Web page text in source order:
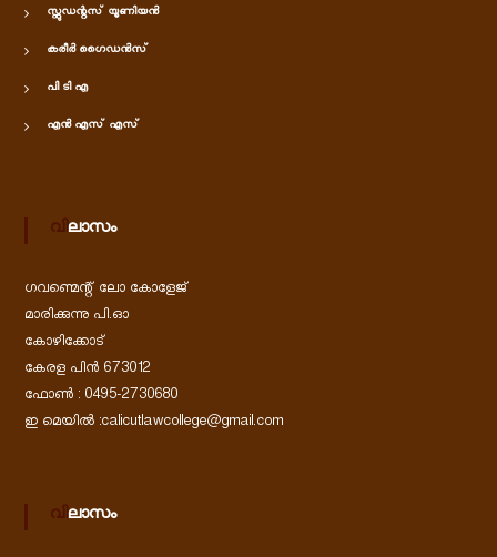
സ്റ്റുഡന്റസ് യൂണിയൻ
കരീർ ഗൈഡൻസ്
പി ടി എ
എൻ എസ് എസ്
വിലാസം
ഗവണ്മെന്റ് ലോ കോളേജ്
മാരിക്കുന്നു പി.ഓ
കോഴിക്കോട്
കേരള പിൻ 673012
ഫോൺ : 0495-2730680
ഇ മെയിൽ :calicutlawcollege@gmail.com
വിലാസം